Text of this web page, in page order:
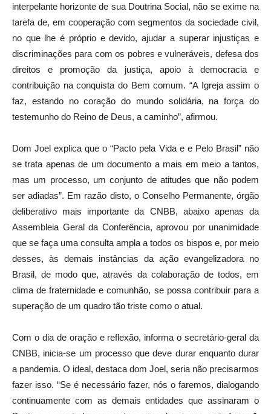
interpelante horizonte de sua Doutrina Social, não se exime na
tarefa de, em cooperação com segmentos da sociedade civil,
no que lhe é próprio e devido, ajudar a superar injustiças e
discriminações para com os pobres e vulneráveis, defesa dos
direitos e promoção da justiça, apoio à democracia e
contribuição na conquista do Bem comum. “A Igreja assim o
faz, estando no coração do mundo solidária, na força do
testemunho do Reino de Deus, a caminho”, afirmou.
Dom Joel explica que o “Pacto pela Vida e e Pelo Brasil” não
se trata apenas de um documento a mais em meio a tantos,
mas um processo, um conjunto de atitudes que não podem
ser adiadas”. Em razão disto, o Conselho Permanente, órgão
deliberativo mais importante da CNBB, abaixo apenas da
Assembleia Geral da Conferência, aprovou por unanimidade
que se faça uma consulta ampla a todos os bispos e, por meio
desses, às demais instâncias da ação evangelizadora no
Brasil, de modo que, através da colaboração de todos, em
clima de fraternidade e comunhão, se possa contribuir para a
superação de um quadro tão triste como o atual.
Com o dia de oração e reflexão, informa o secretário-geral da
CNBB, inicia-se um processo que deve durar enquanto durar
a pandemia. O ideal, destaca dom Joel, seria não precisarmos
fazer isso. “Se é necessário fazer, nós o faremos, dialogando
continuamente com as demais entidades que assinaram o